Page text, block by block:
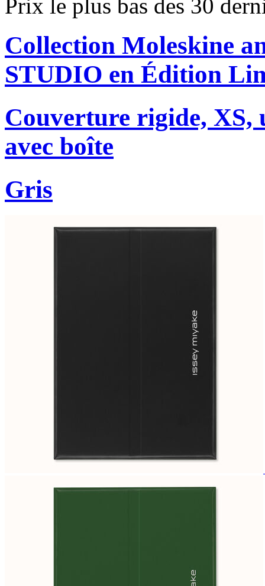
Prix le plus bas des 30
Collection Moleskine
STUDIO en Édition
Couverture rigide, XS,
avec boîte
Gris